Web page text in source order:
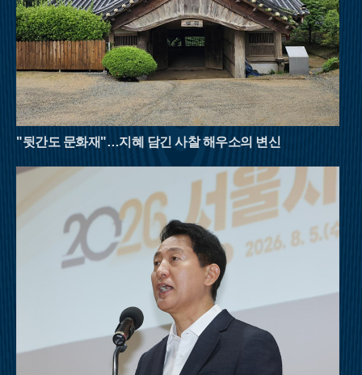
곳이다. 국내 1세대 국립자연휴양림으로 지정될 만큼 숲의 보존
상태가 뛰어나며, 해발 1,200m에 달하는 고지대는 대도시보다 평
균 기온이 5~6도 이상 낮아 피서 산행에 최적화되어 있다. 태백산
맥을 넘어오는 시원한 영동의 바람은 한여름의 열기를 식혀주고,
경사가 완만한 육산의 특성상 체력 소모가 적어 초보자나 가족
단위 등산객들도 부담 없이 숲의 정취를 만끽할 수 있다.여름 산
행은 철저한 준비와 안전 수칙 준수가 필수적이다. 아무리 시원
한 계곡이라도 갑작스러운 폭우에 고립될 위험이 있으므로 기상
상황을 수시로 확인해야 하며, 충분한 수분 섭취와 적절한 휴식
며 걷는 시간은 폭염에 지친 현대인들에게 새로운 활력을 불어넣
어 줄 것이다. 8월의 명산들이 선사하는 짙푸른 초록의 위로를 받
으며 남은 여름을 건강하게 이겨내길 바란다.
"뒷간도 문화재"…지혜 담긴 사찰 해우소의 변신